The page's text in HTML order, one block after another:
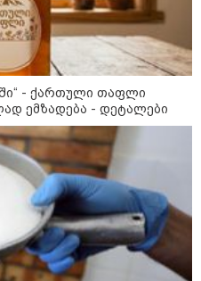
კობახიძე
/ 08-08-2026
- ქართული თაფლი
ემზადება - დეტალები